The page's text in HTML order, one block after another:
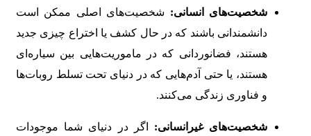
شخصیت‌های انسانی: شخصیت‌های اصلی ممکن است
دانشمندانی باشند که در حال کشف یا اختراع چیزی جدید
هستند، فضانوردانی که در ماموریت‌هایی بین سیاره‌ای
هستند، یا حتی آدم‌هایی که در دنیای تحت تسلط روبات‌ها
و فناوری زندگی می‌کنند.
شخصیت‌های غیرانسانی: اگر در دنیای شما موجودات